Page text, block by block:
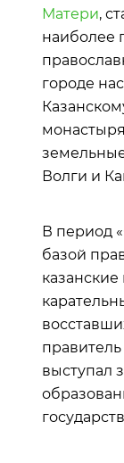
Матери,
наиболее
городе
Волги и
В период
базой
выступал